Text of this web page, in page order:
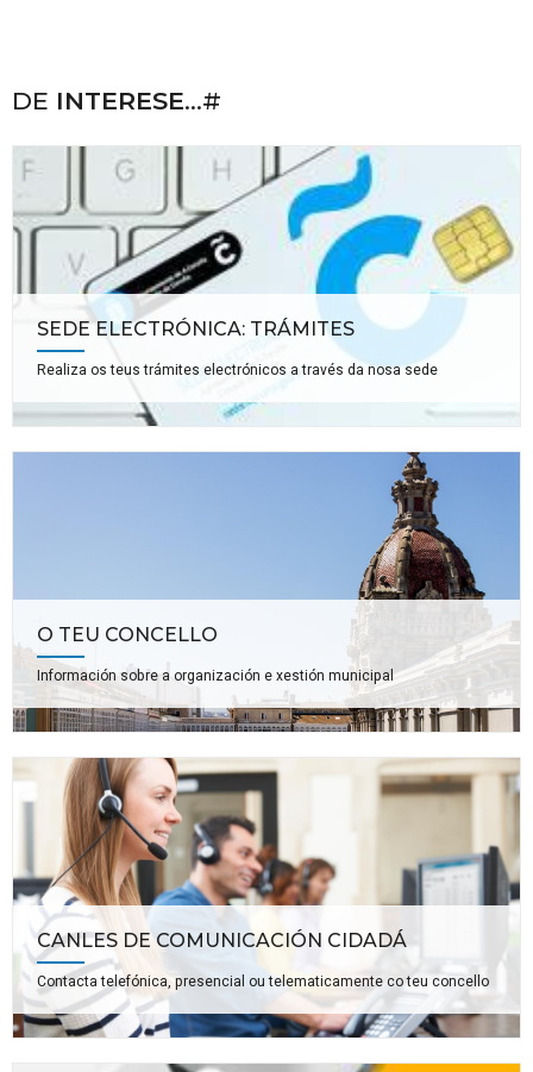
DE INTERESE...#
SEDE ELECTRÓNICA: TRÁMITES
Realiza os teus trámites electrónicos a través da nosa sede
O TEU CONCELLO
Información sobre a organización e xestión municipal
CANLES DE COMUNICACIÓN CIDADÁ
Contacta telefónica, presencial ou telematicamente co teu concello